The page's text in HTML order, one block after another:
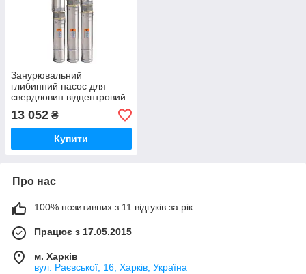
Занурювальний
глибинний насос для
свердловин відцентровий
БЦП 1.8-75У "Насоси +"
СТАЛЕВИЙ ТРОС
ПІДВІСУ
13 052 ₴
Купити
Про нас
100% позитивних з 11 відгуків за рік
Працює з 17.05.2015
м. Харків
вул. Раєвської, 16, Харків, Україна